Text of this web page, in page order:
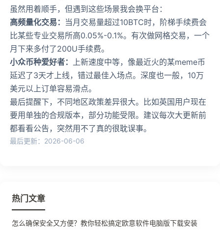
虽然用着顺手，但遇到这些场景我会换平台：
高频量化交易： 当月交易量超过10BTC时，阶梯手续费会
比某些专业交易所高0.05%-0.1%。有次做网格交易，一个
月下来多付了200U手续费。
小众币种爱好者：
上新速度中等，像最近火的某meme币
延迟了3天才上线，错过最佳入场点。深度也一般，10万
美元以上订单容易滑点。
最后提醒下，不同地区政策差异很大。比如英国用户现在
要用单独的合规版本，部分功能受限。建议每次大更新前
都看看公告，突然用不了真的很耽误事。
最后更新：2026-06-06
热门文章
怎么确保安全又方便？教你轻松搞定欧意软件电脑版下载安装